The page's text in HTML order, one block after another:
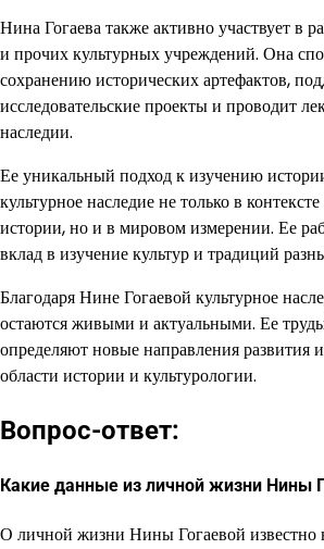
Нина Гогаева также активно участвует в
и прочих культурных учреждений. Она
сохранению исторических артефактов,
исследовательские проекты и проводит
наследии.
Ее уникальный подход к изучению
культурное наследие не только в
истории, но и в мировом измерении. Ее
вклад в изучение культур и традиций
Благодаря Нине Гогаевой культурное
остаются живыми и актуальными. Ее
определяют новые направления развития
области истории и культурологии.
Вопрос-ответ:
Какие данные из личной жизни Нины
О личной жизни Нины Гогаевой известно